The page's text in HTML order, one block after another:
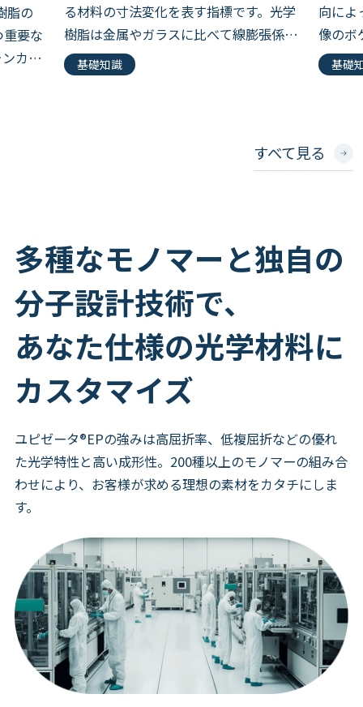
脂の
要な
カメ
る材料の寸法変化を表す指標です。光学
樹脂は金属やガラスに比べて線膨張係数
が数倍〜十数倍大きく、温度変動下でレ
ンズの焦点距離がずれたり、ガラスや金
基礎知識
向によ
像のボ
た光学
ィス
基礎
すべて見る
多種なモノマーと独自の
分子設計技術で、
あなた仕様の光学材料に
カスタマイズ
ユピゼータ®EPの強みは高屈折率、低複屈折などの優れ
た光学特性と高い成形性。200種以上のモノマーの組み合
わせにより、お客様が求める理想の素材をカタチにしま
す。